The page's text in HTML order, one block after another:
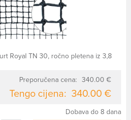
Royal TN 30, ročno pletena iz 3,8
Preporučena cena: 340.00 €
Tengo cijena: 340.00 €
Dobava do 8 dana